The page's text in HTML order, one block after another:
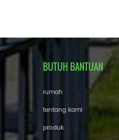
BUTUH BANTUAN
rumah
tentang kami
produk